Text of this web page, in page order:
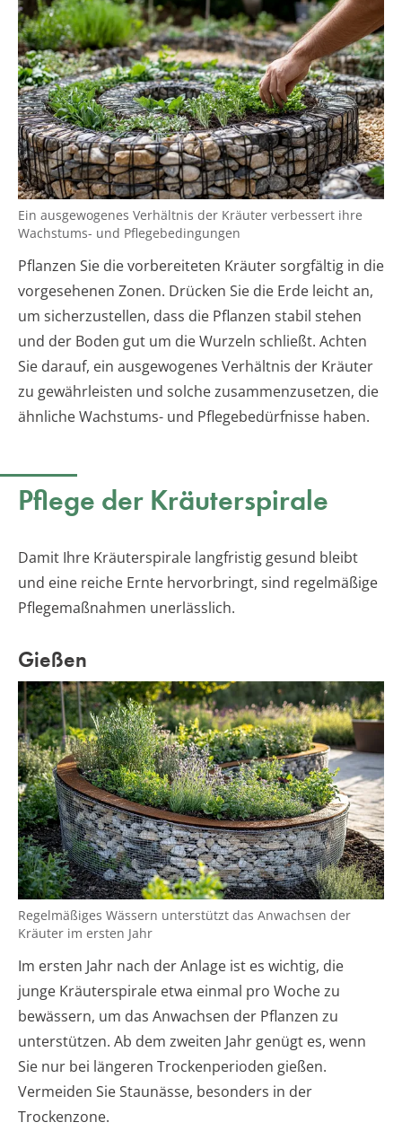
Ein ausgewogenes Verhältnis der Kräuter verbessert ihre
Wachstums- und Pflegebedingungen
Pflanzen Sie die vorbereiteten Kräuter sorgfältig in die
vorgesehenen Zonen. Drücken Sie die Erde leicht an,
um sicherzustellen, dass die Pflanzen stabil stehen
und der Boden gut um die Wurzeln schließt. Achten
Sie darauf, ein ausgewogenes Verhältnis der Kräuter
zu gewährleisten und solche zusammenzusetzen, die
ähnliche Wachstums- und Pflegebedürfnisse haben.
Pflege der Kräuterspirale
Damit Ihre Kräuterspirale langfristig gesund bleibt
und eine reiche Ernte hervorbringt, sind regelmäßige
Pflegemaßnahmen unerlässlich.
Gießen
Regelmäßiges Wässern unterstützt das Anwachsen der
Kräuter im ersten Jahr
Im ersten Jahr nach der Anlage ist es wichtig, die
junge Kräuterspirale etwa einmal pro Woche zu
bewässern, um das Anwachsen der Pflanzen zu
unterstützen. Ab dem zweiten Jahr genügt es, wenn
Sie nur bei längeren Trockenperioden gießen.
Vermeiden Sie Staunässe, besonders in der
Trockenzone.